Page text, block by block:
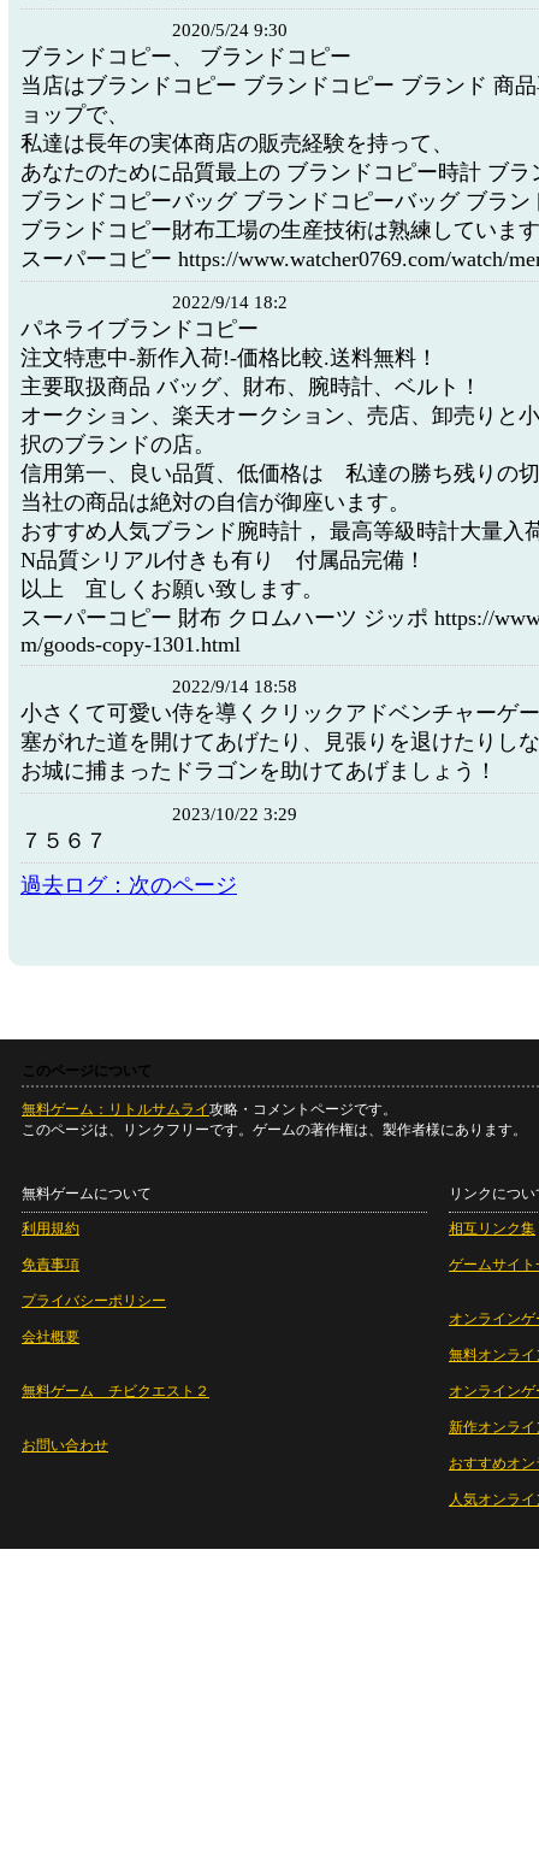
2020/5/24 9:30
ブランドコピー、 ブランドコピー
当店はブランドコピー ブランドコピー ブランド 商
ョップで、
私達は長年の実体商店の販売経験を持って、
あなたのために品質最上の ブランドコピー時計 ブラ
ブランドコピーバッグ ブランドコピーバッグ ブラン
ブランドコピー財布工場の生産技術は熟練しています
スーパーコピー https://www.watcher0769.com/watch/
2022/9/14 18:2
パネライブランドコピー
注文特恵中-新作入荷!-価格比較.送料無料！
主要取扱商品 バッグ、財布、腕時計、ベルト！
オークション、楽天オークション、売店、卸売りと
択のブランドの店。
信用第一、良い品質、低価格は 私達の勝ち残りの
当社の商品は絶対の自信が御座います。
おすすめ人気ブランド腕時計， 最高等級時計大量入
N品質シリアル付きも有り 付属品完備！
以上 宜しくお願い致します。
スーパーコピー 財布 クロムハーツ ジッポ https://
m/goods-copy-1301.html
2022/9/14 18:58
小さくて可愛い侍を導くクリックアドベンチャーゲ
塞がれた道を開けてあげたり、見張りを退けたりし
お城に捕まったドラゴンを助けてあげましょう！
2023/10/22 3:29
７５６７
過去ログ：次のページ
このページについて
無料ゲーム：リトルサムライ攻略・コメントページです。
このページは、リンクフリーです。ゲームの著作権は、製作者様にあります。
無料ゲームについて
利用規約
免責事項
プライバシーポリシー
会社概要
無料ゲーム チビクエスト２
お問い合わせ
リンクについ
相互リンク集
ゲームサイト
オンラインゲ
無料オンライ
オンライン
新作オンライ
おすすめオ
人気オンラ